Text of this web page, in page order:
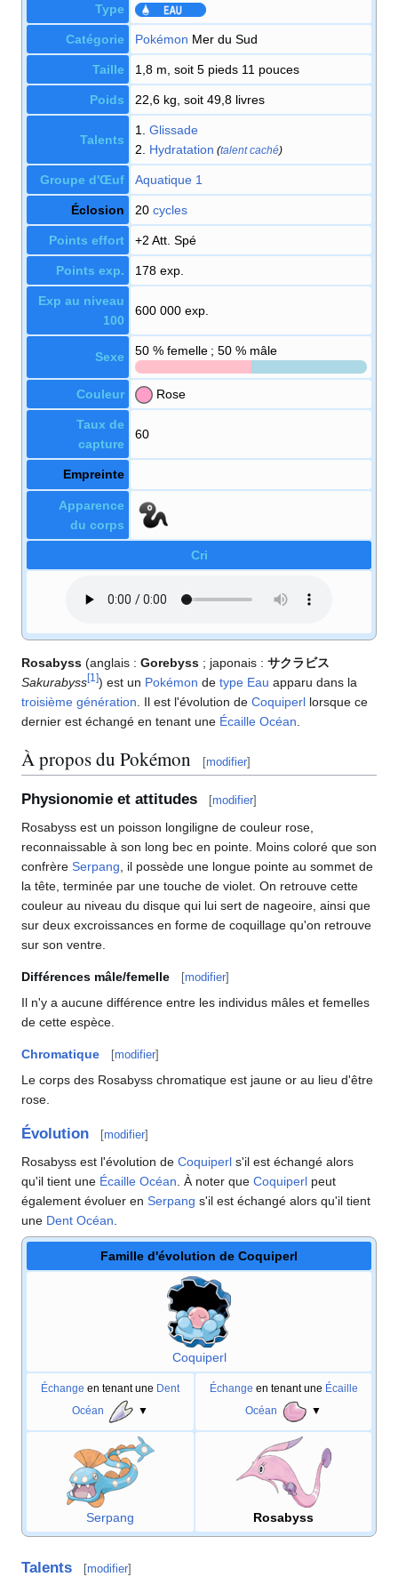
Type
Catégorie Pokémon Mer du Sud
Taille 1,8 m, soit 5 pieds 11 pouces
Poids 22,6 kg, soit 49,8 livres
Talents
1. Glissade
2. Hydratation (talent caché)
Groupe d'Œuf Aquatique 1
Éclosion 20 cycles
Points effort +2 Att. Spé
Points exp. 178 exp.
Exp au niveau
100
600 000 exp.
Sexe 50 % femelle ; 50 % mâle
Couleur Rose
Taux de
capture
60
Empreinte
Apparence
du corps
Cri
Rosabyss (anglais : Gorebyss ; japonais : サクラビス
Sakurabyss[1 ]) est un Pokémon de type Eau apparu dans la
troisième génération . Il est l'évolution de Coquiperl lorsque ce
dernier est échangé en tenant une Écaille Océan
À propos du Pokémon [modifier]
Physionomie et attitudes [modifier]
Rosabyss est un poisson longiligne de couleur rose,
reconnaissable à son long bec en pointe. Moins coloré que son
confrère Serpang , il possède une longue pointe au sommet de
la tête, terminée par une touche de violet. On retrouve cette
couleur au niveau du disque qui lui sert de nageoire, ainsi que
sur deux excroissances en forme de coquillage qu'on retrouve
sur son ventre.
Différences mâle/femelle [modifier]
Il n'y a aucune différence entre les individus mâles et femelles
de cette espèce.
Chromatique [modifier]
Le corps des Rosabyss chromatique est jaune or au lieu d'être
rose.
Évolution [modifier]
Rosabyss est l'évolution de Coquiperl s'il est échangé alors
qu'il tient une Écaille Océan . À noter que Coquiperl peut
également évoluer en Serpang s'il est échangé alors qu'il tient
une Dent Océan
Famille d'évolution de Coquiperl
Coquiperl
Échange en tenant une Dent
Océan
▼
Échange en tenant une Écaille
Océan
▼
Serpang Rosabyss
Talents [modifier]